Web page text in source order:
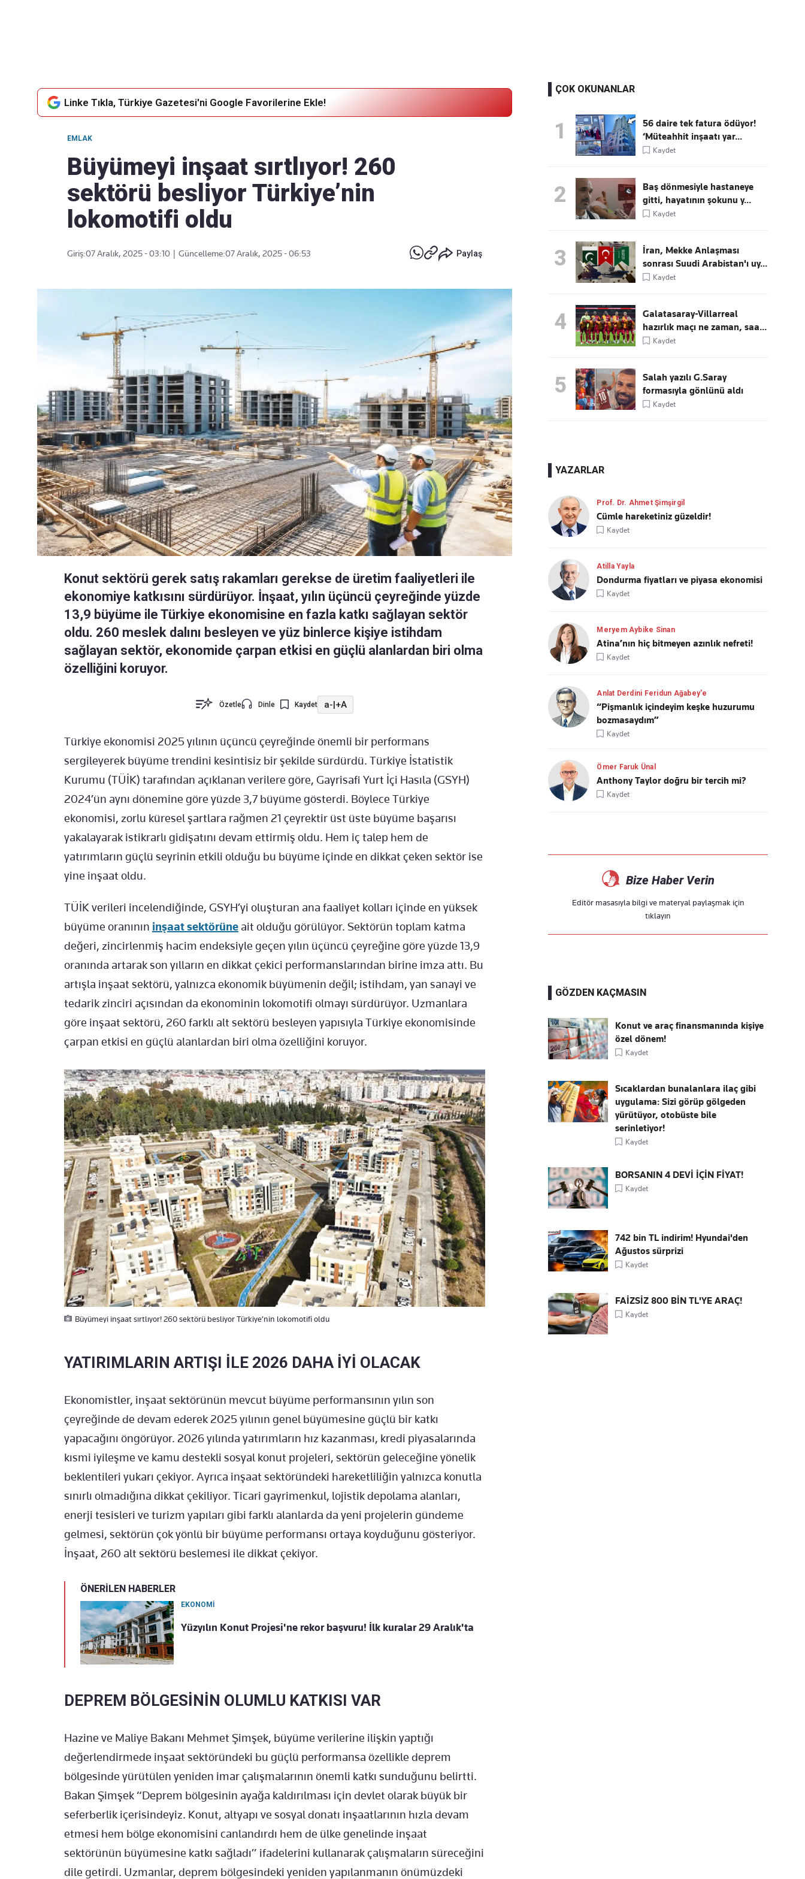
Linke Tıkla, Türkiye Gazetesi'ni Google Favorilerine Ekle!
EMLAK
Büyümeyi inşaat sırtlıyor! 260
sektörü besliyor Türkiye’nin
lokomotifi oldu
Giriş:07 Aralık, 2025 - 03:10 Güncelleme:07 Aralık, 2025 - 06:53 Paylaş
Konut sektörü gerek satış rakamları gerekse de üretim faaliyetleri ile
ekonomiye katkısını sürdürüyor. İnşaat, yılın üçüncü çeyreğinde yüzde
13,9 büyüme ile Türkiye ekonomisine en fazla katkı sağlayan sektör
oldu. 260 meslek dalını besleyen ve yüz binlerce kişiye istihdam
sağlayan sektör, ekonomide çarpan etkisi en güçlü alanlardan biri olma
özelliğini koruyor.
Özetle Dinle Kaydet a-|+A
Türkiye ekonomisi 2025 yılının üçüncü çeyreğinde önemli bir performans
sergileyerek büyüme trendini kesintisiz bir şekilde sürdürdü. Türkiye İstatistik
Kurumu (TÜİK) tarafından açıklanan verilere göre, Gayrisafi Yurt İçi Hasıla (GSYH)
2024’ün aynı dönemine göre yüzde 3,7 büyüme gösterdi. Böylece Türkiye
ekonomisi, zorlu küresel şartlara rağmen 21 çeyrektir üst üste büyüme başarısı
yakalayarak istikrarlı gidişatını devam ettirmiş oldu. Hem iç talep hem de
yatırımların güçlü seyrinin etkili olduğu bu büyüme içinde en dikkat çeken sektör ise
yine inşaat oldu.
TÜİK verileri incelendiğinde, GSYH’yi oluşturan ana faaliyet kolları içinde en yüksek
büyüme oranının inşaat sektörüne ait olduğu görülüyor. Sektörün toplam katma
değeri, zincirlenmiş hacim endeksiyle geçen yılın üçüncü çeyreğine göre yüzde 13,9
oranında artarak son yılların en dikkat çekici performanslarından birine imza attı. Bu
artışla inşaat sektörü, yalnızca ekonomik büyümenin değil; istihdam, yan sanayi ve
tedarik zinciri açısından da ekonominin lokomotifi olmayı sürdürüyor. Uzmanlara
göre inşaat sektörü, 260 farklı alt sektörü besleyen yapısıyla Türkiye ekonomisinde
çarpan etkisi en güçlü alanlardan biri olma özelliğini koruyor.
Büyümeyi inşaat sırtlıyor! 260 sektörü besliyor Türkiye’nin lokomotifi oldu
YATIRIMLARIN ARTIŞI İLE 2026 DAHA İYİ OLACAK
Ekonomistler, inşaat sektörünün mevcut büyüme performansının yılın son
çeyreğinde de devam ederek 2025 yılının genel büyümesine güçlü bir katkı
yapacağını öngörüyor. 2026 yılında yatırımların hız kazanması, kredi piyasalarında
kısmi iyileşme ve kamu destekli sosyal konut projeleri, sektörün geleceğine yönelik
beklentileri yukarı çekiyor. Ayrıca inşaat sektöründeki hareketliliğin yalnızca konutla
sınırlı olmadığına dikkat çekiliyor. Ticari gayrimenkul, lojistik depolama alanları,
enerji tesisleri ve turizm yapıları gibi farklı alanlarda da yeni projelerin gündeme
gelmesi, sektörün çok yönlü bir büyüme performansı ortaya koyduğunu gösteriyor.
İnşaat, 260 alt sektörü beslemesi ile dikkat çekiyor.
ÖNERİLEN HABERLER
EKONOMİ
Yüzyılın Konut Projesi'ne rekor başvuru! İlk kuralar 29 Aralık'ta
DEPREM BÖLGESİNİN OLUMLU KATKISI VAR
Hazine ve Maliye Bakanı Mehmet Şimşek, büyüme verilerine ilişkin yaptığı
değerlendirmede inşaat sektöründeki bu güçlü performansa özellikle deprem
bölgesinde yürütülen yeniden imar çalışmalarının önemli katkı sunduğunu belirtti.
Bakan Şimşek “Deprem bölgesinin ayağa kaldırılması için devlet olarak büyük bir
seferberlik içerisindeyiz. Konut, altyapı ve sosyal donatı inşaatlarının hızla devam
etmesi hem bölge ekonomisini canlandırdı hem de ülke genelinde inşaat
sektörünün büyümesine katkı sağladı” ifadelerini kullanarak çalışmaların süreceğini
dile getirdi. Uzmanlar, deprem bölgesindeki yeniden yapılanmanın önümüzdeki
ÇOK OKUNANLAR
1
56 daire tek fatura ödüyor!
‘Müteahhit inşaatı yar...
Kaydet
2
Baş dönmesiyle hastaneye
gitti, hayatının şokunu y...
Kaydet
3
İran, Mekke Anlaşması
sonrası Suudi Arabistan'ı uy...
Kaydet
4
Galatasaray-Villarreal
hazırlık maçı ne zaman, saa...
Kaydet
5
Salah yazılı G.Saray
formasıyla gönlünü aldı
Kaydet
YAZARLAR
Prof. Dr. Ahmet Şimşirgil
Cümle hareketiniz güzeldir!
Kaydet
Atilla Yayla
Dondurma fiyatları ve piyasa ekonomisi
Kaydet
Meryem Aybike Sinan
Atina’nın hiç bitmeyen azınlık nefreti!
Kaydet
Anlat Derdini Feridun Ağabey'e
“Pişmanlık içindeyim keşke huzurumu
bozmasaydım”
Kaydet
Ömer Faruk Ünal
Anthony Taylor doğru bir tercih mi?
Kaydet
Bize Haber Verin
Editör masasıyla bilgi ve materyal paylaşmak için
tıklayın
GÖZDEN KAÇMASIN
Konut ve araç finansmanında kişiye
özel dönem!
Kaydet
Sıcaklardan bunalanlara ilaç gibi
uygulama: Sizi görüp gölgeden
yürütüyor, otobüste bile
serinletiyor!
Kaydet
BORSANIN 4 DEVİ İÇİN FİYAT!
Kaydet
742 bin TL indirim! Hyundai'den
Ağustos sürprizi
Kaydet
FAİZSİZ 800 BİN TL'YE ARAÇ!
Kaydet